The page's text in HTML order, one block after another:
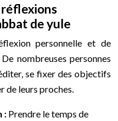
de yule
personnelle et de
nombreuses personnes
se fixer des objectifs
de leurs proches.
: Prendre le temps de